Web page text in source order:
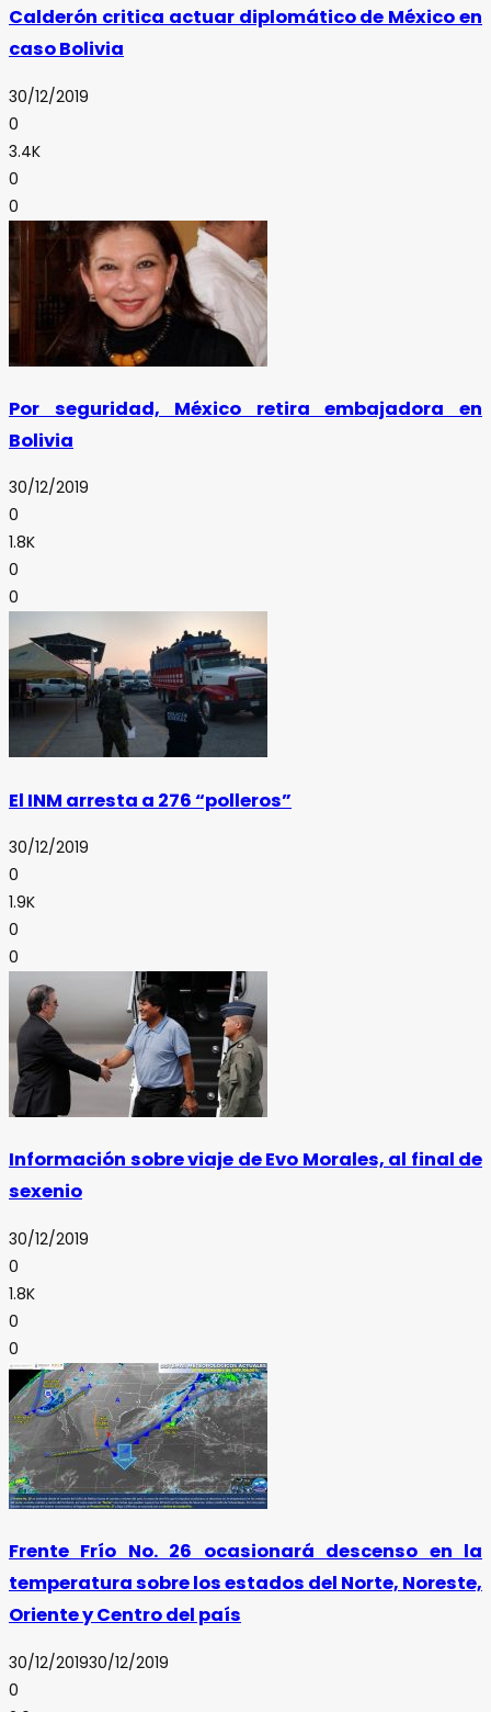
Calderón critica actuar diplomático de México en
caso Bolivia
30/12/2019
0
3.4K
0
0
Por seguridad, México retira embajadora en
Bolivia
30/12/2019
0
1.8K
0
0
El INM arresta a 276 “polleros”
30/12/2019
0
1.9K
0
0
Información sobre viaje de Evo Morales, al final de
sexenio
30/12/2019
0
1.8K
0
0
Frente Frío No. 26 ocasionará descenso en la
temperatura sobre los estados del Norte, Noreste,
Oriente y Centro del país
30/12/201930/12/2019
0